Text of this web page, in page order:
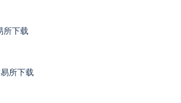
所下载
所下载